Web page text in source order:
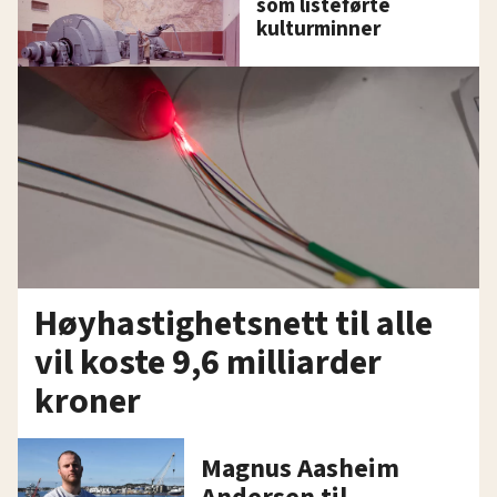
kulturminner
Høyhastighetsnett til alle
vil koste 9,6 milliarder
kroner
Magnus Aasheim